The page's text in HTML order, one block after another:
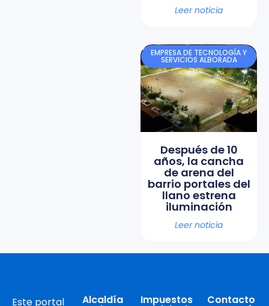
Leer noticia
EMPRESA DE TECNOLOGÍA Y
SERVICIOS ALBORADA
Después de 10
años, la cancha
de arena del
barrio portales del
llano estrena
iluminación
Leer noticia
Este portal Alcaldía Impuestos Contacto